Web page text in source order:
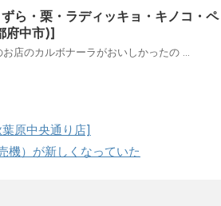
ら・栗・ラディッキョ・キノコ・ペ
府中市)]
店のカルボナーラがおいしかったの ...
原中央通り店]
機）が新しくなっていた